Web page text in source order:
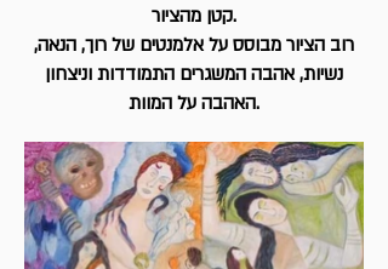
קטן מהציור.
רוב הציור מבוסס על אלמנטים של רוך, הנאה,
נשיות, אהבה המשגרים התמודדות וניצחון
האהבה על המוות.